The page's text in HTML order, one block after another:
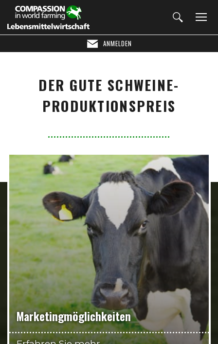
ANMELDEN
DER GUTE SCHWEINE-
PRODUKTIONSPREIS
Marketingmöglichkeiten